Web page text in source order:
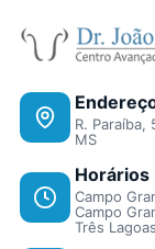
R. Paraíba,
MS
Horários
Campo
Campo
Três